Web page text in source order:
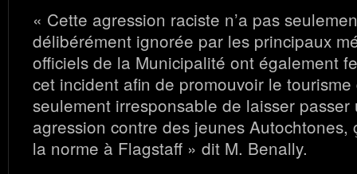
« Cette agression raciste n’a pas
délibérément ignorée par les principaux
officiels de la Municipalité ont également
cet incident afin de promouvoir le tourisme
seulement irresponsable de laisser passer
agression contre des jeunes Autochtones,
la norme à Flagstaff » dit M. Benally.